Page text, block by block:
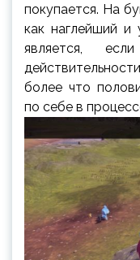
покупается. На
как наглейший
является,
более что
по себе в